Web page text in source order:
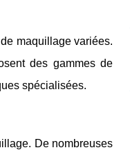
maquillage variées.
des gammes de
spécialisées.
De nombreuses